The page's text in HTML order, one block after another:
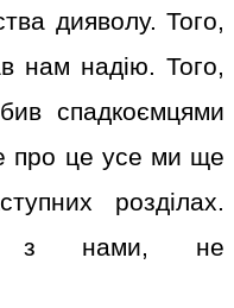
дияволу. Того,
нам надію. Того,
спадкоємцями
про це усе ми ще
розділах.
з нами, не